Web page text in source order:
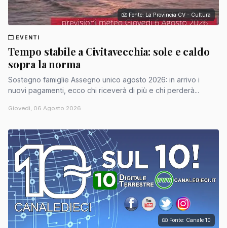
Fonte: La Provincia CV - Cultura
EVENTI
Tempo stabile a Civitavecchia: sole e caldo
sopra la norma
Sostegno famiglie Assegno unico agosto 2026: in arrivo i
nuovi pagamenti, ecco chi riceverà di più e chi perderà...
Giovedì, 06 Agosto 2026
Fonte: Canale 10